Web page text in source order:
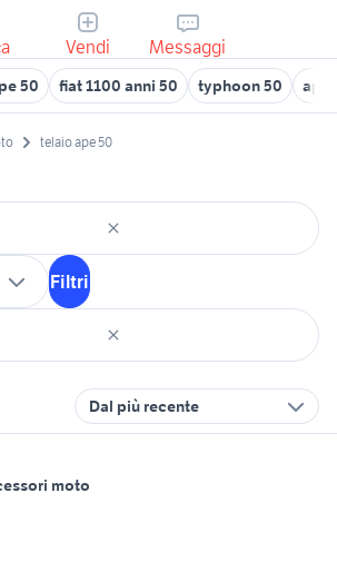
Vendi Messaggi
50 fiat 1100 anni 50 typhoon 50 ape
telaio ape 50
Filtri
Dal più recente
moto